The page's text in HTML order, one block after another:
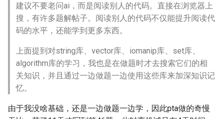
建议不要老问ai，而是阅读别人的代码。直接在浏览器上
搜，有许多题解帖子。阅读别人的代码不仅能提升阅读代
码的水平，还能学到更多东西。
上面提到对string库、vector库、iomanip库、set库、
algorithm库的学习，我也是在做题时才去搜索它们的相
关知识，并且通过一边做题一边使用这些库来加深知识记
忆。
由于我没啥基础，还是一边做题一边学，因此pta做的奇慢